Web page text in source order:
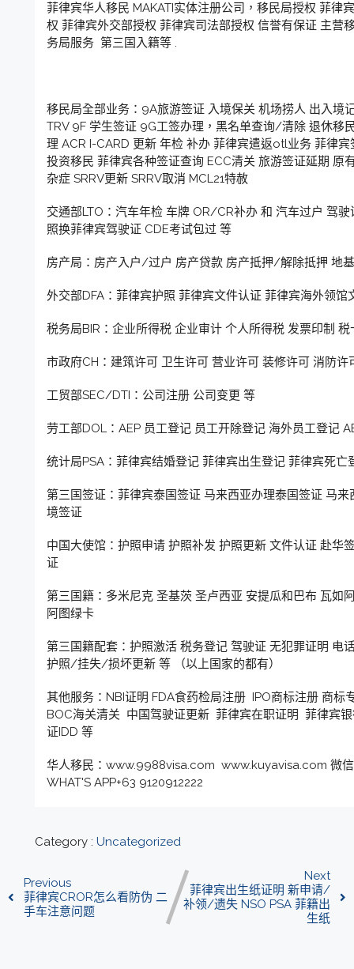
菲律宾华人移民 MAKATI实体注册公司，移民局授权 菲律
权 菲律宾外交部授权 菲律宾司法部授权 信誉有保证 主营
务局服务 第三国入籍等 .
移民局全部业务：9A旅游签证 入境保关 机场捞人 出入境
TRV 9F 学生签证 9G工签办理，黑名单查询/清除 退休移
理 ACR I-CARD 更新 年检 补办 菲律宾遣返otl业务 菲律
投资移民 菲律宾各种签证查询 ECC清关 旅游签证延期 原
杂症 SRRV更新 SRRV取消 MCL21特赦
交通部LTO：汽车年检 车牌 OR/CR补办 和 汽车过户 驾
照换菲律宾驾驶证 CDE考试包过 等
房产局：房产入户/过户 房产贷款 房产抵押/解除抵押 地
外交部DFA：菲律宾护照 菲律宾文件认证 菲律宾海外领馆
税务局BIR：企业所得税 企业审计 个人所得税 发票印制 税
市政府CH：建筑许可 卫生许可 营业许可 装修许可 消防许
工贸部SEC/DTI：公司注册 公司变更 等
劳工部DOL：AEP 员工登记 员工开除登记 海外员工登记
统计局PSA：菲律宾结婚登记 菲律宾出生登记 菲律宾死亡
第三国签证：菲律宾泰国签证 马来西亚办理泰国签证 马
境签证
中国大使馆：护照申请 护照补发 护照更新 文件认证 赴华
证
第三国籍：多米尼克 圣基茨 圣卢西亚 安提瓜和巴布 瓦如
阿图绿卡
第三国籍配套：护照激活 税务登记 驾驶证 无犯罪证明 电
护照/挂失/损坏更新 等 （以上国家的都有）
其他服务：NBI证明 FDA食药检局注册 IPO商标注册 商
BOC海关清关 中国驾驶证更新 菲律宾在职证明 菲律宾
证IDD 等
华人移民：www.9988visa.com www.kuyavisa.com 微
WHAT'S APP+63 9120912222
Category : Uncategorized
Previous
菲律宾CROR怎么看防伪 二
手车注意问题
Next
菲律宾出生纸证明 新申请/
补领/遗失 NSO PSA 菲籍出
生纸